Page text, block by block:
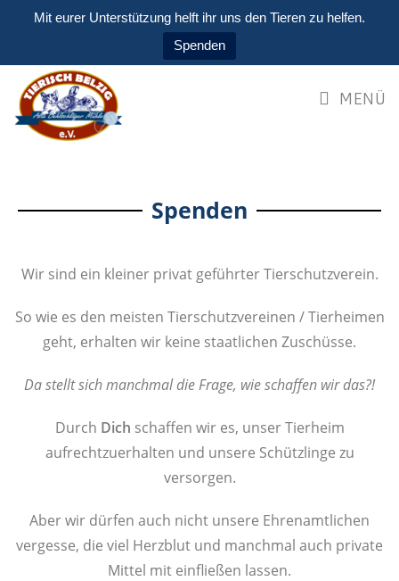
Mit eurer Unterstützung helft ihr uns den Tieren zu helfen.
Spenden
MENÜ
Spenden
Wir sind ein kleiner privat geführter Tierschutzverein.
So wie es den meisten Tierschutzvereinen / Tierheimen
geht, erhalten wir keine staatlichen Zuschüsse.
Da stellt sich manchmal die Frage, wie schaffen wir das?!
Durch Dich schaffen wir es, unser Tierheim
aufrechtzuerhalten und unsere Schützlinge zu
versorgen.
Aber wir dürfen auch nicht unsere Ehrenamtlichen
vergesse, die viel Herzblut und manchmal auch private
Mittel mit einfließen lassen.